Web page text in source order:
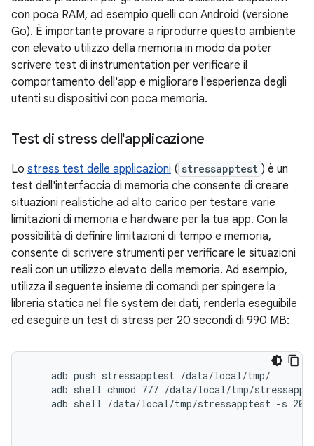
con poca RAM, ad esempio quelli con Android (versione
Go). È importante provare a riprodurre questo ambiente
con elevato utilizzo della memoria in modo da poter
scrivere test di instrumentation per verificare il
comportamento dell'app e migliorare l'esperienza degli
utenti su dispositivi con poca memoria.
Test di stress dell'applicazione
Lo stress test delle applicazioni ( stressapptest ) è un
test dell'interfaccia di memoria che consente di creare
situazioni realistiche ad alto carico per testare varie
limitazioni di memoria e hardware per la tua app. Con la
possibilità di definire limitazioni di tempo e memoria,
consente di scrivere strumenti per verificare le situazioni
reali con un utilizzo elevato della memoria. Ad esempio,
utilizza il seguente insieme di comandi per spingere la
libreria statica nel file system dei dati, renderla eseguibile
ed eseguire un test di stress per 20 secondi di 990 MB:
    adb push stressapptest /data/local/tmp/
adb shell chmod 777 /data/local/tmp/
adb shell /data/local/tmp/stressapptest -s 20